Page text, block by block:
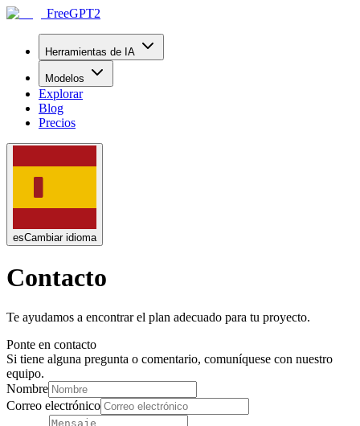
FreeGPT2
Herramientas de IA
Modelos
Explorar
Blog
Precios
esCambiar idioma
Contacto
Te ayudamos a encontrar el plan adecuado para tu proyecto.
Ponte en contacto
Si tiene alguna pregunta o comentario, comuníquese con nuestro
equipo.
Nombre
Correo electrónico